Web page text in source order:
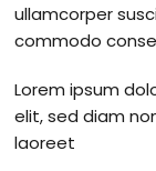
ullamcorper
commodo
Lorem ipsum
elit, sed diam
laoreet